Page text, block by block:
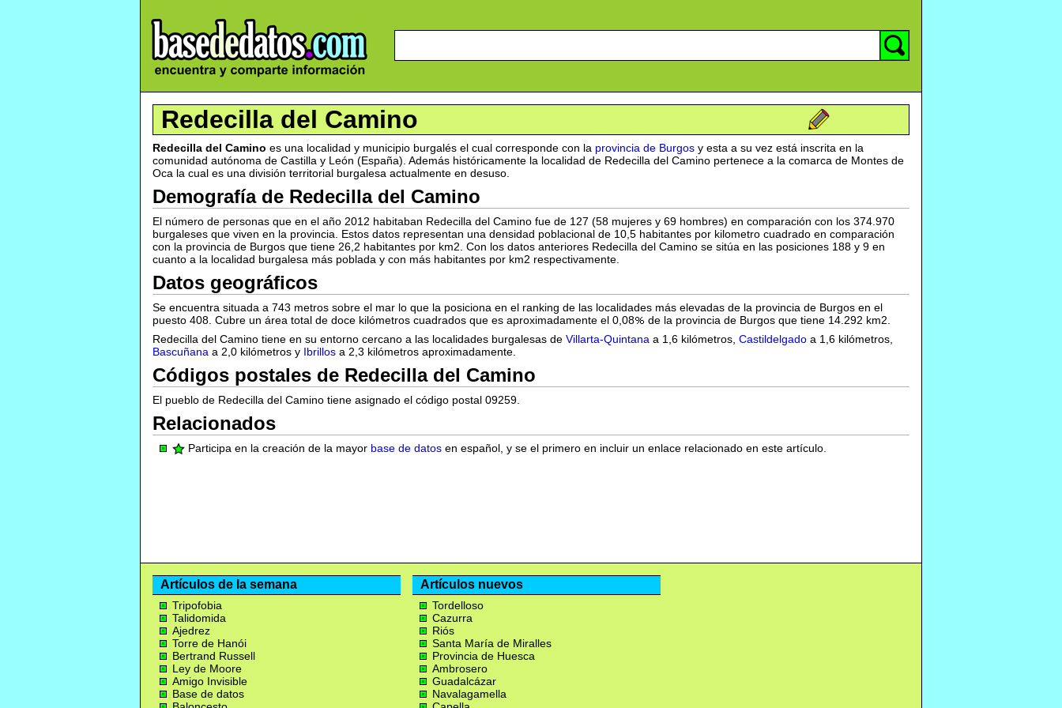
Redecilla del Camino
Redecilla del Camino es una localidad y municipio burgalés el cual corresponde con la provincia de Burgos y esta a su vez está inscrita en la
comunidad autónoma de Castilla y León (España). Además históricamente la localidad de Redecilla del Camino pertenece a la comarca de Montes de
Oca la cual es una división territorial burgalesa actualmente en desuso.
Demografía de Redecilla del Camino
El número de personas que en el año 2012 habitaban Redecilla del Camino fue de 127 (58 mujeres y 69 hombres) en comparación con los 374.970
burgaleses que viven en la provincia. Estos datos representan una densidad poblacional de 10,5 habitantes por kilometro cuadrado en comparación
con la provincia de Burgos que tiene 26,2 habitantes por km2. Con los datos anteriores Redecilla del Camino se sitúa en las posiciones 188 y 9 en
cuanto a la localidad burgalesa más poblada y con más habitantes por km2 respectivamente.
Datos geográficos
Se encuentra situada a 743 metros sobre el mar lo que la posiciona en el ranking de las localidades más elevadas de la provincia de Burgos en el
puesto 408. Cubre un área total de doce kilómetros cuadrados que es aproximadamente el 0,08
de la provincia de Burgos que tiene 14.292 km2.
Redecilla del Camino tiene en su entorno cercano a las localidades burgalesas de Villarta-Quintana a 1,6 kilómetros, Castildelgado a 1,6 kilómetros,
Bascuñana a 2,0 kilómetros y Ibrillos a 2,3 kilómetros aproximadamente.
Códigos postales de Redecilla del Camino
El pueblo de Redecilla del Camino tiene asignado el código postal 09259.
Relacionados
Participa en la creación de la mayor base de datos en español, y se el primero en incluir un enlace relacionado en este artículo.
Artículos de la semana
Tripofobia
Talidomida
Ajedrez
Torre de Hanói
Bertrand Russell
Ley de Moore
Amigo Invisible
Base de datos
Artículos nuevos
Tordelloso
Cazurra
Riós
Santa María de Miralles
Provincia de Huesca
Ambrosero
Guadalcázar
Navalagamella